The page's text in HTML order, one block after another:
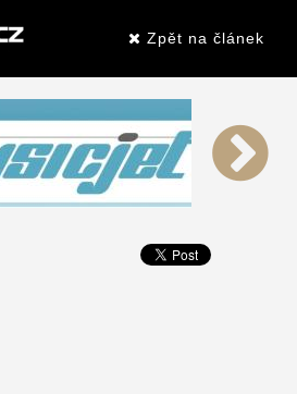
Zpět na článek